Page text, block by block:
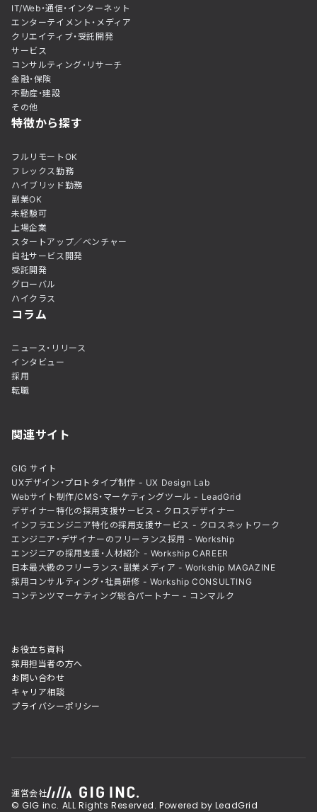
IT/Web・通信・インターネット
エンターテイメント・メディア
クリエイティブ・受託開発
サービス
コンサルティング・リサーチ
金融・保険
不動産・建設
その他
特徴から探す
フルリモートOK
フレックス勤務
ハイブリッド勤務
副業OK
未経験可
上場企業
スタートアップ／ベンチャー
自社サービス開発
受託開発
グローバル
ハイクラス
コラム
ニュース・リリース
インタビュー
採用
転職
関連サイト
GIG サイト
UXデザイン・プロトタイプ制作 - UX Design Lab
Webサイト制作/CMS・マーケティングツール - LeadGrid
デザイナー特化の採用支援サービス - クロスデザイナー
インフラエンジニア特化の採用支援サービス - クロスネットワーク
エンジニア・デザイナーのフリーランス採用 - Workship
エンジニアの採用支援・人材紹介 - Workship CAREER
日本最大級のフリーランス・副業メディア - Workship MAGAZINE
採用コンサルティング・社員研修 - Workship CONSULTING
コンテンツマーケティング総合パートナー - コンマルク
お役立ち資料
採用担当者の方へ
お問い合わせ
キャリア相談
プライバシーポリシー
運営会社
© GIG inc. ALL Rights Reserved. Powered by LeadGrid